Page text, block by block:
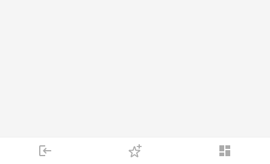
login dashboard
下單